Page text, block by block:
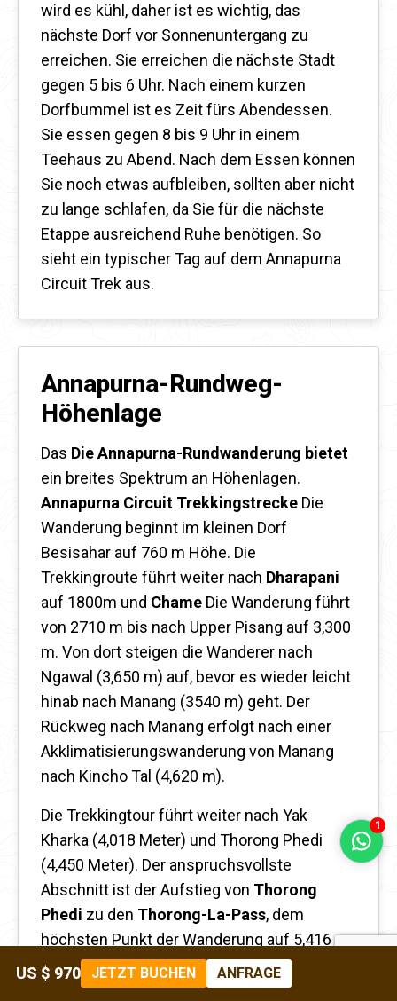
wird es kühl, daher ist es wichtig, das
nächste Dorf vor Sonnenuntergang zu
erreichen. Sie erreichen die nächste Stadt
gegen 5 bis 6 Uhr. Nach einem kurzen
Dorfbummel ist es Zeit fürs Abendessen.
Sie essen gegen 8 bis 9 Uhr in einem
Teehaus zu Abend. Nach dem Essen können
Sie noch etwas aufbleiben, sollten aber nicht
zu lange schlafen, da Sie für die nächste
Etappe ausreichend Ruhe benötigen. So
sieht ein typischer Tag auf dem Annapurna
Circuit Trek aus.
Annapurna-Rundweg-
Höhenlage
Das Die Annapurna-Rundwanderung bietet
ein breites Spektrum an Höhenlagen.
Annapurna Circuit Trekkingstrecke Die
Wanderung beginnt im kleinen Dorf
Besisahar auf 760 m Höhe. Die
Trekkingroute führt weiter nach Dharapani
auf 1800m und Chame Die Wanderung führt
von 2710 m bis nach Upper Pisang auf 3,300
m. Von dort steigen die Wanderer nach
Ngawal (3,650 m) auf, bevor es wieder leicht
hinab nach Manang (3540 m) geht. Der
Rückweg nach Manang erfolgt nach einer
Akklimatisierungswanderung von Manang
nach Kincho Tal (4,620 m).
Die Trekkingtour führt weiter nach Yak
Kharka (4,018 Meter) und Thorong Phedi
(4,450 Meter). Der anspruchsvollste
Abschnitt ist der Aufstieg von Thorong
Phedi zu den Thorong-La-Pass, dem
höchsten Punkt der Wanderung auf 5,416
Metern, gefolgt vom Abstieg nach
Ranipauwa auf 3.965 Metern.
US $ 970 JETZT BUCHEN ANFRAGE
1